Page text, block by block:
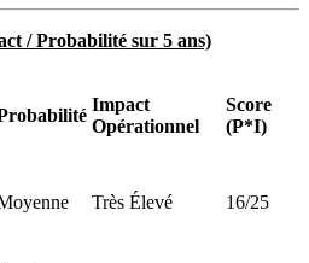
/ Probabilité sur 5 ans)
Impact
Opérationnel
Score
(P*I)
Très Élevé 16/25